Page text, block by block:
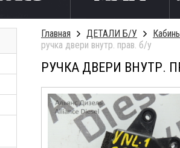
Главная ДЕТАЛИ Б/У
ручка двери внутр. прав. б/у
РУЧКА ДВЕРИ ВНУТР.